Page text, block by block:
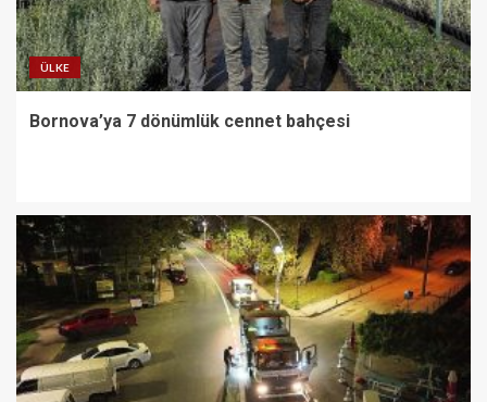
ÜLKE
Bornova’ya 7 dönümlük cennet bahçesi